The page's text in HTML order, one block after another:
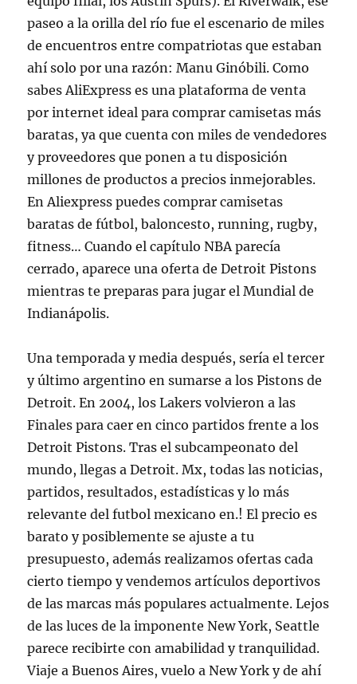
paseo a la orilla del río fue el escenario de miles
de encuentros entre compatriotas que estaban
ahí solo por una razón: Manu Ginóbili. Como
sabes AliExpress es una plataforma de venta
por internet ideal para comprar camisetas más
baratas, ya que cuenta con miles de vendedores
y proveedores que ponen a tu disposición
millones de productos a precios inmejorables.
En Aliexpress puedes comprar camisetas
baratas de fútbol, baloncesto, running, rugby,
fitness… Cuando el capítulo NBA parecía
cerrado, aparece una oferta de Detroit Pistons
mientras te preparas para jugar el Mundial de
Indianápolis.
Una temporada y media después, sería el tercer
y último argentino en sumarse a los Pistons de
Detroit. En 2004, los Lakers volvieron a las
Finales para caer en cinco partidos frente a los
Detroit Pistons. Tras el subcampeonato del
mundo, llegas a Detroit. Mx, todas las noticias,
partidos, resultados, estadísticas y lo más
relevante del futbol mexicano en.! El precio es
barato y posiblemente se ajuste a tu
presupuesto, además realizamos ofertas cada
cierto tiempo y vendemos artículos deportivos
de las marcas más populares actualmente. Lejos
de las luces de la imponente New York, Seattle
parece recibirte con amabilidad y tranquilidad.
Viaje a Buenos Aires, vuelo a New York y de ahí